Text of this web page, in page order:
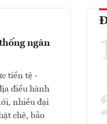
ngân
tiền tệ -
điều hành
nhiều đại
chẽ, bảo